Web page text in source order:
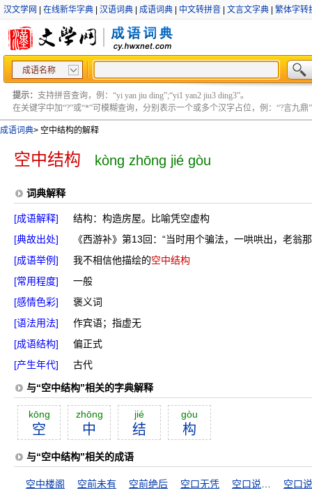
汉文学网 在线新华字典 汉语词典 成语词典 中文转拼音 文言文字典 繁体字转
成语名称
提示： 支持拼音查询，例：“yi yan jiu ding”;“yi1 yan2 jiu3 ding3”。
在关键字中加“?”或“*”可模糊查询，分别表示一个或多个汉字占位，例：“?言九鼎”
成语词典> 空中结构的解释
空中结构 kòng zhōng jié gòu
词典解释
[成语解释]
结构：构造房屋。比喻凭空虚构
[典故出处]
《西游补》第13回：“当时用个骗法，一哄哄出，老翁
[成语举例]
我不相信他描绘的空中结构
[常用程度]
一般
[感情色彩]
褒义词
[语法用法]
作宾语；指虚无
[成语结构]
偏正式
[产生年代]
古代
与“空中结构”相关的字典解释
kōng
空
zhōng
中
jié
结
gòu
构
与“空中结构”相关的成语
空中楼阁 空前未有 空前绝后 空口无凭